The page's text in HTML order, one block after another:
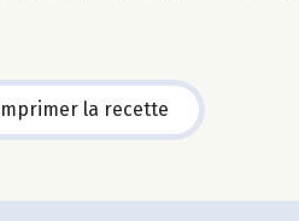
la recette